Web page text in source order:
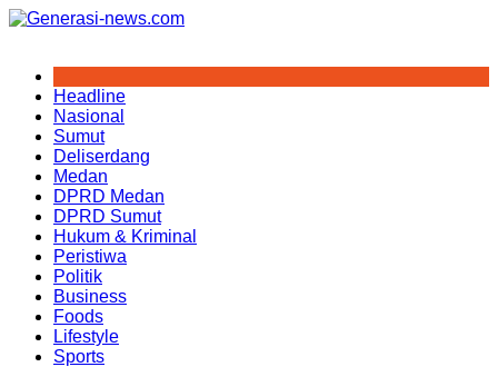
Skip
Headline
Nasional
Sumut
Deliserdang
Medan
DPRD Medan
DPRD Sumut
Hukum & Kriminal
Peristiwa
Politik
Business
Foods
Lifestyle
Sports